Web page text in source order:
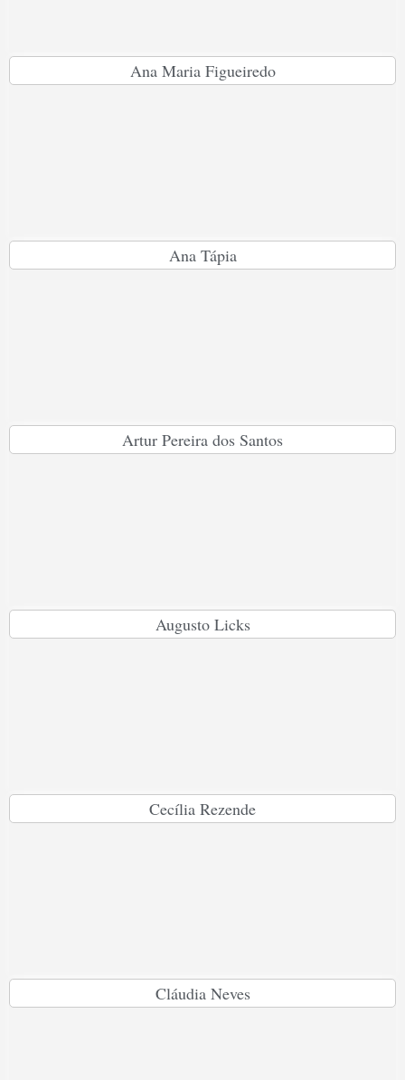
Ana Maria Figueiredo
Ana Tápia
Artur Pereira dos Santos
Augusto Licks
Cecília Rezende
Cláudia Neves